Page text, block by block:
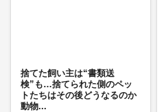
捨てた飼い主は“書類送
検”も…捨てられた側のペッ
トたちはその後どうなるのか
動物...